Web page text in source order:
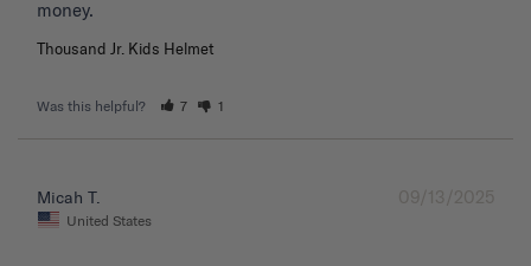
Thousand Jr. Kids Helmet
Was this helpful? 7 1
09/13/2025
Micah T.
United States